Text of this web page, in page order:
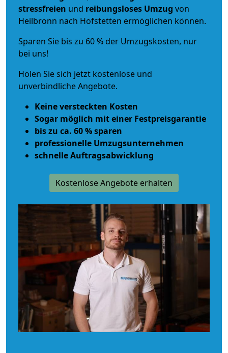
stressfreien und reibungsloses Umzug von
Heilbronn nach Hofstetten ermöglichen können.
Sparen Sie bis zu 60 % der Umzugskosten, nur
bei uns!
Holen Sie sich jetzt kostenlose und
unverbindliche Angebote.
Keine versteckten Kosten
Sogar möglich mit einer Festpreisgarantie
bis zu ca. 60 % sparen
professionelle Umzugsunternehmen
schnelle Auftragsabwicklung
Kostenlose Angebote erhalten